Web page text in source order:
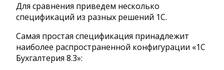
Для сравнения приведем несколько
спецификаций из разных решений 1С.
Самая простая спецификация принадлежит
наиболее распространенной конфигурации «1С
Бухгалтерия 8.3»: